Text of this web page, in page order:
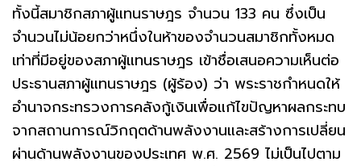
ทั้งนี้สมาชิกสภาผู้แทนราษฎร จำนวน 133 คน ซึ่งเป็น
จำนวนไม่น้อยกว่าหนึ่งในห้าของจำนวนสมาชิกทั้งหมด
เท่าที่มีอยู่ของสภาผู้แทนราษฎร เข้าชื่อเสนอความเห็นต่อ
ประธานสภาผู้แทนราษฎร (ผู้ร้อง) ว่า พระราชกำหนดให้
อำนาจกระทรวงการคลังกู้เงินเพื่อแก้ไขปัญหาผลกระทบ
จากสถานการณ์วิกฤตด้านพลังงานและสร้างการเปลี่ยน
ผ่านด้านพลังงานของประเทศ พ.ศ. 2569 ไม่เป็นไปตาม